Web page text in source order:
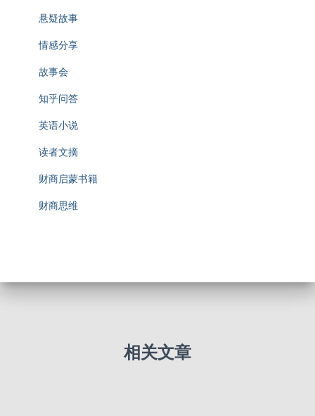
悬疑故事
情感分享
故事会
知乎问答
英语小说
读者文摘
财商启蒙书籍
财商思维
相关文章